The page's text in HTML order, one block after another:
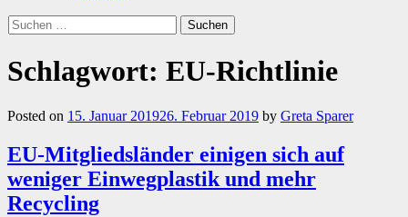
Suchen
nach:
Schlagwort: EU-Richtlinie
Posted on 15. Januar 201926. Februar 2019 by Greta Sparer
EU-Mitgliedsländer einigen sich auf
weniger Einwegplastik und mehr
Recycling